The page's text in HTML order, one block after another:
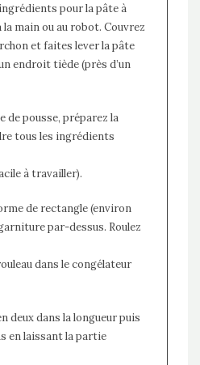
pour la pâte à
main ou au robot. Couvrez
et faites lever la pâte
endroit tiède (près d’un
de pousse, préparez la
tous les ingrédients
à travailler).
de rectangle (environ
par-dessus. Roulez
dans le congélateur
deux dans la longueur puis
en laissant la partie